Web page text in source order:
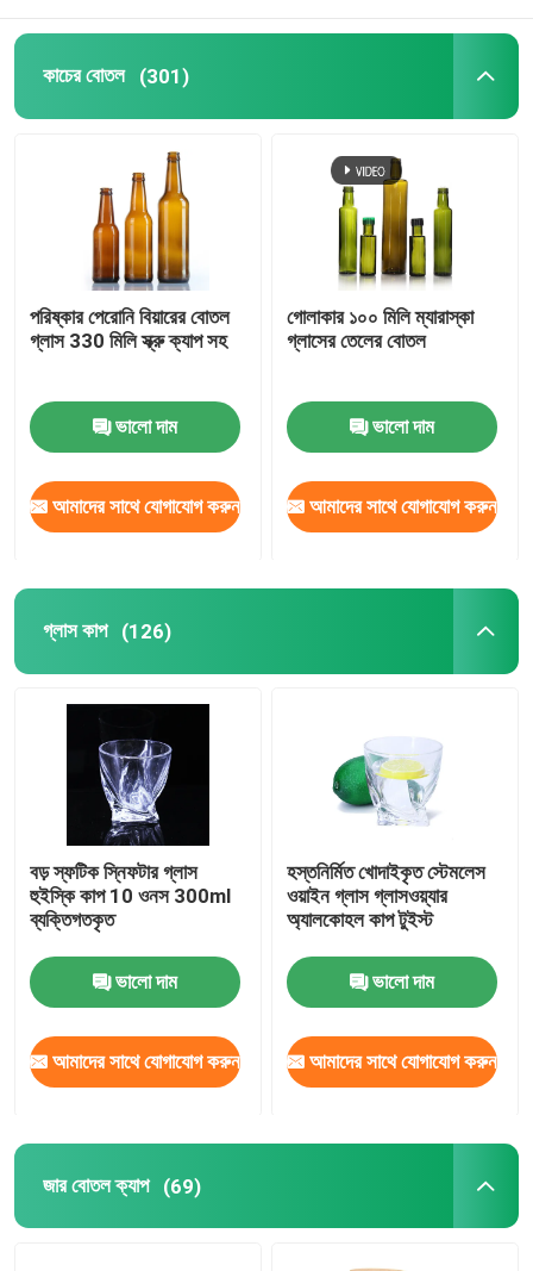
কাচের বোতল (301)
পরিষ্কার পেরোনি বিয়ারের বোতল
গ্লাস 330 মিলি স্ক্রু ক্যাপ সহ
ভালো দাম
আমাদের সাথে যোগাযোগ করুন
গোলাকার ১০০ মিলি ম্যারাস্কা
গ্লাসের তেলের বোতল
ভালো দাম
আমাদের সাথে যোগাযোগ করুন
গ্লাস কাপ (126)
বড় স্ফটিক স্নিফটার গ্লাস
হুইস্কি কাপ 10 ওনস 300ml
ব্যক্তিগতকৃত
ভালো দাম
আমাদের সাথে যোগাযোগ করুন
হস্তনির্মিত খোদাইকৃত স্টেমলেস
ওয়াইন গ্লাস গ্লাসওয়্যার
অ্যালকোহল কাপ টুইস্ট
ভালো দাম
আমাদের সাথে যোগাযোগ করুন
জার বোতল ক্যাপ (69)